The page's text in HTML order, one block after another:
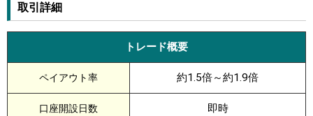
取引詳細
トレード概要
ペイアウト率 約1.5倍～約1.9倍
口座開設日数 即時